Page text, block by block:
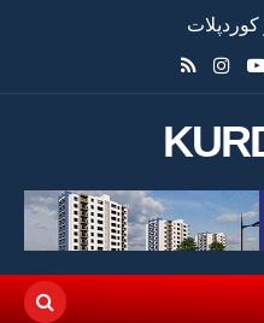
کوردپلات